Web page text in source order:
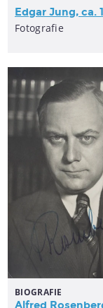
Edgar Jung, ca.
Fotografie
BIOGRAFIE
Alfred